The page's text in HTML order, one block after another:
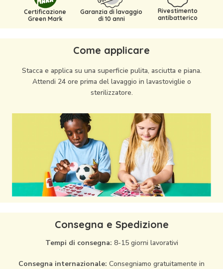
Certificazione
Green Mark
Garanzia di lavaggio
di 10 anni
Rivestimento
antibatterico
Come applicare
Stacca e applica su una superficie pulita, asciutta e piana.
Attendi 24 ore prima del lavaggio in lavastoviglie o
sterilizzatore.
Consegna e Spedizione
Tempi di consegna: 8-15 giorni lavorativi
Consegna internazionale: Consegniamo gratuitamente in